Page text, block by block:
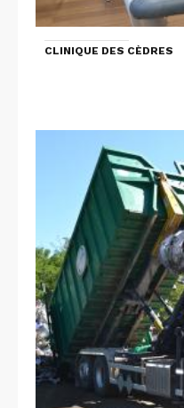
CLINIQUE DES CÈDRES